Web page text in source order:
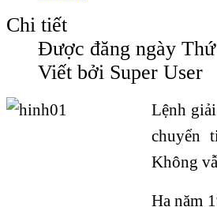
Chi tiết
Được đăng ngày
Viết bởi Super User
Lệnh
chuyển
Không
Hạ năm